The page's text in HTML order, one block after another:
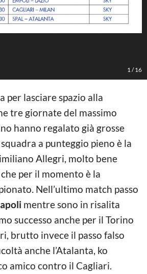
1 /16
per lasciare spazio alla
tre giornate del massimo
hanno regalato già grosse
a punteggio pieno è la
Allegri, molto bene
per il momento è la
Nell’ultimo match passo
mentre sono in risalita
successo anche per il Torino
brutto invece il passo falso
anche l’Atalanta, ko
amico contro il Cagliari.